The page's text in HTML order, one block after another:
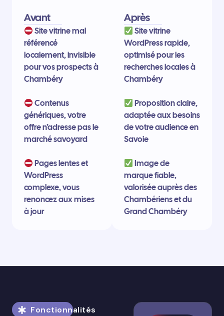
Avant
Site vitrine mal
référencé
localement, invisible
pour vos prospects à
Chambéry
Contenus
génériques, votre
offre n’adresse pas le
marché savoyard
Pages lentes et
WordPress
complexe, vous
renoncez aux mises
à jour
Après
Site vitrine
WordPress rapide,
optimisé pour les
recherches locales à
Chambéry
Proposition claire,
adaptée aux besoins
de votre audience en
Savoie
Image de
marque fiable,
valorisée auprès des
Chambériens et du
Grand Chambéry
Fonctionnalités